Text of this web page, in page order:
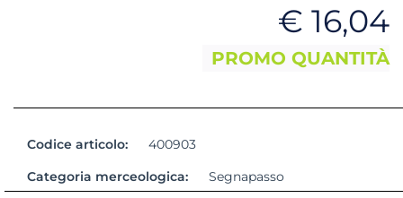
€ 16,04
PROMO QUANTITÀ
Codice articolo:
400903
Categoria merceologica:
Segnapasso